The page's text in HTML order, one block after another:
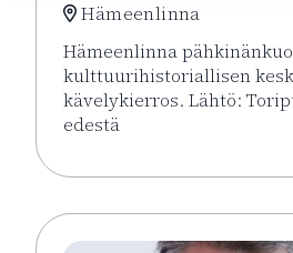
Hämeenlinna
Hämeenlinna
kulttuurihistoriallisen
kävelykierros. Lähtö:
edestä
Lue lisää tapahtumasta